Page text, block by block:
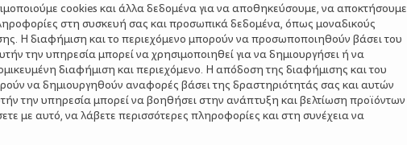
cookies και άλλα δεδομένα για να αποθηκεύσουμε, να αποκτήσουμε
στη συσκευή σας και προσωπικά δεδομένα, όπως μοναδικούς
Η διαφήμιση και το περιεχόμενο μπορούν να προσωποποιηθούν βάσει του
την υπηρεσία μπορεί να χρησιμοποιηθεί για να δημιουργήσει ή να
διαφήμιση και περιεχόμενο. Η απόδοση της διαφήμισης και του
να δημιουργηθούν αναφορές βάσει της δραστηριότητάς σας και αυτών
την υπηρεσία μπορεί να βοηθήσει στην ανάπτυξη και βελτίωση προϊόντων
με αυτό, να λάβετε περισσότερες πληροφορίες και στη συνέχεια να